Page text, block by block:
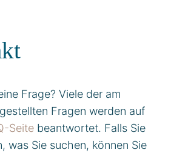
Frage? Viele der am
Fragen werden auf
Seitebeantwortet. Falls Sie
was Sie suchen, können Sie